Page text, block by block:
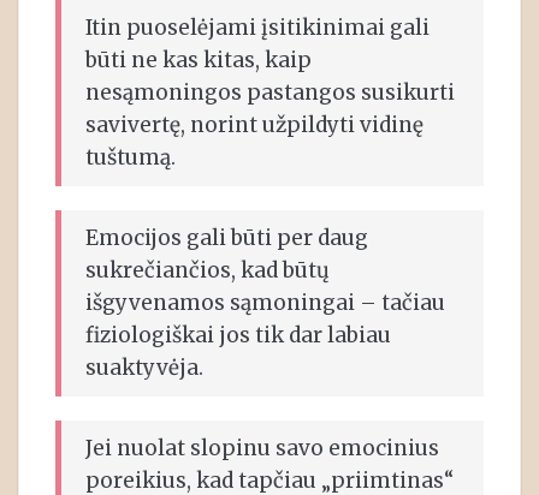
Itin puoselėjami įsitikinimai gali
būti ne kas kitas, kaip
nesąmoningos pastangos susikurti
savivertę, norint užpildyti vidinę
tuštumą.
Emocijos gali būti per daug
sukrečiančios, kad būtų
išgyvenamos sąmoningai – tačiau
fiziologiškai jos tik dar labiau
suaktyvėja.
Jei nuolat slopinu savo emocinius
poreikius, kad tapčiau „priimtinas“